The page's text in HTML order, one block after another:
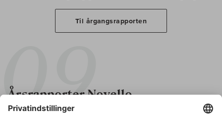
Til årgangsrapporten
Årsrapporter Novello